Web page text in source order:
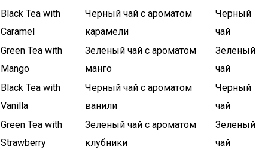
Black Tea with
Caramel
Черный чай с ароматом
карамели
Черный
чай
Green Tea with
Mango
Зеленый чай с ароматом
манго
Зеленый
чай
Black Tea with
Vanilla
Черный чай с ароматом
ванили
Черный
чай
Green Tea with
Strawberry
Зеленый чай с ароматом
клубники
Зеленый
чай